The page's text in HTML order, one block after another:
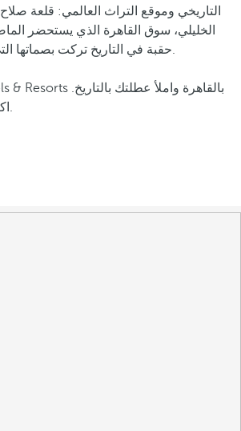
التاريخي وموقع التراث العالمي: قلعة
الخليلي، سوق القاهرة الذي يستحضر
حقبة في التاريخ تركت بصماتها التي لا تمحى على القاهرة.
.